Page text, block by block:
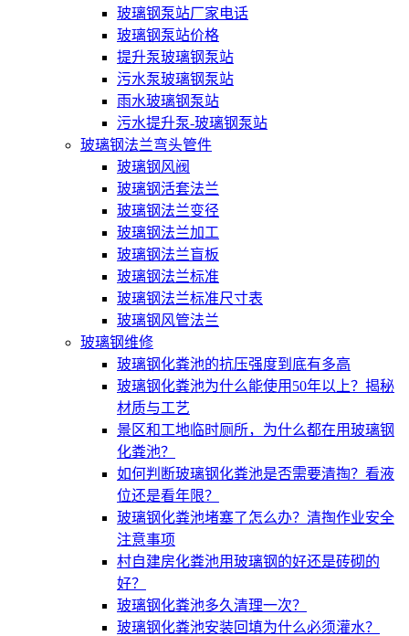
玻璃钢泵站厂家电话
玻璃钢泵站价格
提升泵玻璃钢泵站
污水泵玻璃钢泵站
雨水玻璃钢泵站
污水提升泵-玻璃钢泵站
玻璃钢法兰弯头管件
玻璃钢风阀
玻璃钢活套法兰
玻璃钢法兰变径
玻璃钢法兰加工
玻璃钢法兰盲板
玻璃钢法兰标准
玻璃钢法兰标准尺寸表
玻璃钢风管法兰
玻璃钢维修
玻璃钢化粪池的抗压强度到底有多高
玻璃钢化粪池为什么能使用50年以上？揭秘
材质与工艺
景区和工地临时厕所，为什么都在用玻璃钢
化粪池？
如何判断玻璃钢化粪池是否需要清掏？看液
位还是看年限？
玻璃钢化粪池堵塞了怎么办？清掏作业安全
注意事项
村自建房化粪池用玻璃钢的好还是砖砌的
好？
玻璃钢化粪池多久清理一次？
玻璃钢化粪池安装回填为什么必须灌水？